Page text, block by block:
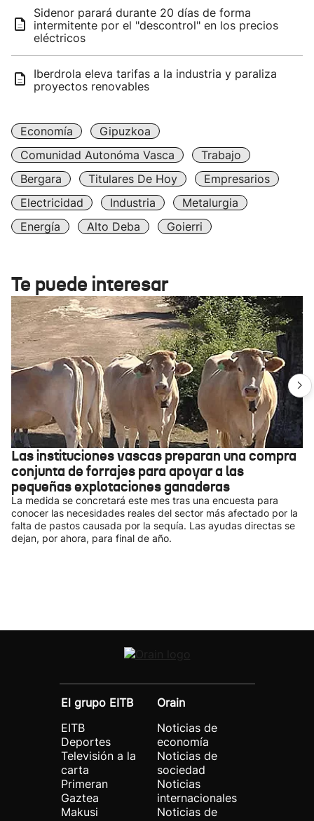
Sidenor parará durante 20 días de forma
intermitente por el "descontrol" en los precios
eléctricos
Iberdrola eleva tarifas a la industria y paraliza
proyectos renovables
Economía
Gipuzkoa
Comunidad Autonóma Vasca
Trabajo
Bergara
Titulares De Hoy
Empresarios
Electricidad
Industria
Metalurgia
Energía
Alto Deba Goierri
Te puede interesar
Las instituciones vascas preparan una compra
conjunta de forrajes para apoyar a las
pequeñas explotaciones ganaderas
La medida se concretará este mes tras una encuesta para
conocer las necesidades reales del sector más afectado por la
falta de pastos causada por la sequía. Las ayudas directas se
dejan, por ahora, para final de año.
El grupo EITB
EITB
Deportes
Televisión a la
carta
Primeran
Gaztea
Makusi
Orain
Noticias de
economía
Noticias de
sociedad
Noticias
internacionales
Noticias de